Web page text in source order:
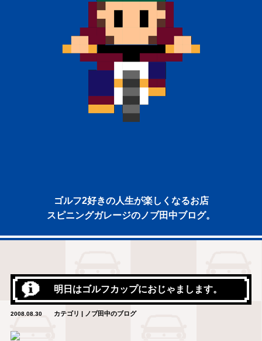
ゴルフ2好きの人生が楽しくなるお店
スピニングガレージのノブ田中ブログ。
明日はゴルフカップにおじゃまします。
2008.08.30 カテゴリ | ノブ田中のブログ